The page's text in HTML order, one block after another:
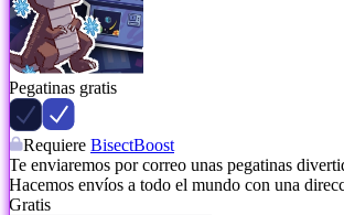
Pegatinas gratis
Requiere BisectBoost
Te enviaremos por correo unas pegatinas
Hacemos envíos a todo el mundo con una
Gratis